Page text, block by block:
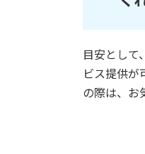
目安として
ビス提供が
の際は、お